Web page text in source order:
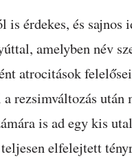
is érdekes, és sajnos
amelyben név
atrocitások
rezsimváltozás
is ad egy kis
elfelejtett